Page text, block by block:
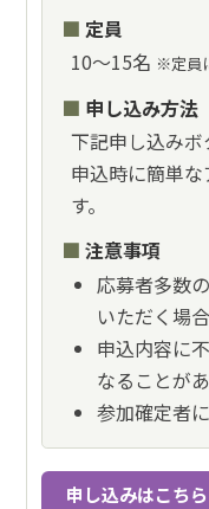
定員
10〜15名 ※定員
申し込み方法
下記申し込みボ
申込時に簡単
す。
注意事項
応募者多数
いただく場
申込内容に
なることがあ
参加確定者
申し込みはこちら